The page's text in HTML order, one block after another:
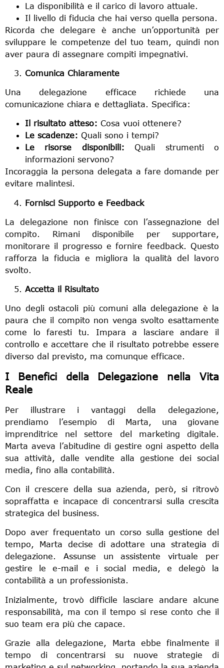
La disponibilità e il carico di lavoro attuale.
Il livello di fiducia che hai verso quella persona.
Ricorda che delegare è anche un’opportunità per
sviluppare le competenze del tuo team, quindi non
aver paura di assegnare compiti impegnativi.
Comunica Chiaramente
Una delegazione efficace richiede una
comunicazione chiara e dettagliata. Specifica:
Il risultato atteso: Cosa vuoi ottenere?
Le scadenze: Quali sono i tempi?
Le risorse disponibili: Quali strumenti o
informazioni servono?
Incoraggia la persona delegata a fare domande per
evitare malintesi.
Fornisci Supporto e Feedback
La delegazione non finisce con l’assegnazione del
compito. Rimani disponibile per supportare,
monitorare il progresso e fornire feedback. Questo
rafforza la fiducia e migliora la qualità del lavoro
svolto.
Accetta il Risultato
Uno degli ostacoli più comuni alla delegazione è la
paura che il compito non venga svolto esattamente
come lo faresti tu. Impara a lasciare andare il
controllo e accettare che il risultato potrebbe essere
diverso dal previsto, ma comunque efficace.
I Benefici della Delegazione nella Vita
Reale
Per illustrare i vantaggi della delegazione,
prendiamo l’esempio di Marta, una giovane
imprenditrice nel settore del marketing digitale.
Marta aveva l’abitudine di gestire ogni aspetto della
sua attività, dalle vendite alla gestione dei social
media, fino alla contabilità.
Con il crescere della sua azienda, però, si ritrovò
sopraffatta e incapace di concentrarsi sulla crescita
strategica del business.
Dopo aver frequentato un corso sulla gestione del
tempo, Marta decise di adottare una strategia di
delegazione. Assunse un assistente virtuale per
gestire le e-mail e i social media, e delegò la
contabilità a un professionista.
Inizialmente, trovò difficile lasciare andare alcune
responsabilità, ma con il tempo si rese conto che il
suo team era più che capace.
Grazie alla delegazione, Marta ebbe finalmente il
tempo di concentrarsi su nuove strategie di